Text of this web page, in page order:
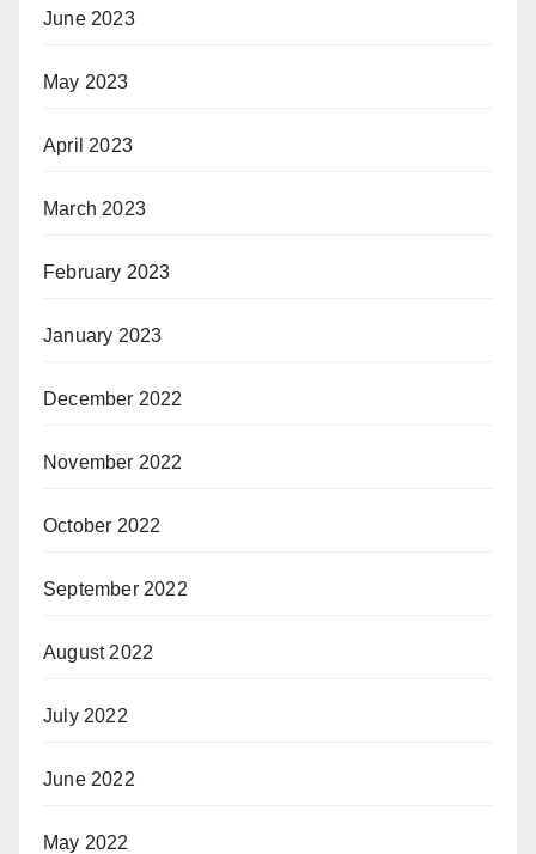
June 2023
May 2023
April 2023
March 2023
February 2023
January 2023
December 2022
November 2022
October 2022
September 2022
August 2022
July 2022
June 2022
May 2022